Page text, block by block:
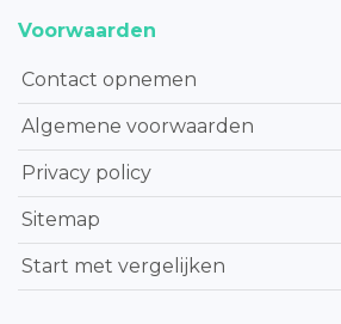
Voorwaarden
Contact opnemen
Algemene voorwaarden
Privacy policy
Sitemap
Start met vergelijken